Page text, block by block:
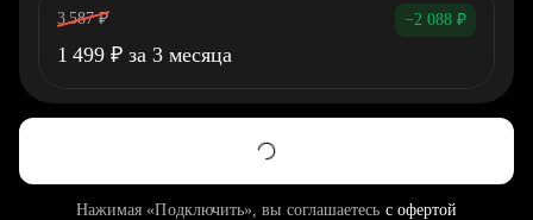
3 587 ₽ −2 088 ₽
1 499 ₽ за 3 месяца
Нажимая «Подключить», вы соглашаетесь с офертой